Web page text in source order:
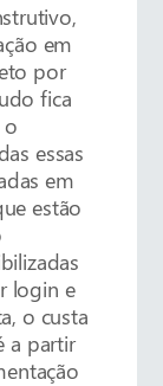
em
por
fica
essas
em
estão
login e
o custa
a partir